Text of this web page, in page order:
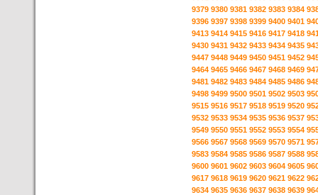
9379 9380 9381 9382 9383 9384
9396 9397 9398 9399 9400 9401
9413 9414 9415 9416 9417 9418
9430 9431 9432 9433 9434 9435
9447 9448 9449 9450 9451 9452
9464 9465 9466 9467 9468 9469
9481 9482 9483 9484 9485 9486
9498 9499 9500 9501 9502 9503
9515 9516 9517 9518 9519 9520
9532 9533 9534 9535 9536 9537
9549 9550 9551 9552 9553 9554
9566 9567 9568 9569 9570 9571
9583 9584 9585 9586 9587 9588
9600 9601 9602 9603 9604 9605
9617 9618 9619 9620 9621 9622
9634 9635 9636 9637 9638 9639